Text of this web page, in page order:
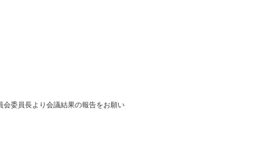
委員長より会議結果の報告をお願い